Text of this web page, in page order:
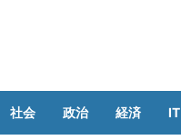
社会 政治 経済 IT